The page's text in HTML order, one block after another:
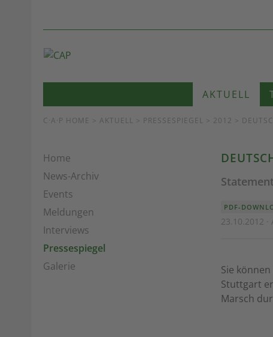
AKTUELL
C·A·P HOME > AKTUELL > PRESSESPIEGEL > 2012 >
Home
News-Archiv
Events
Meldungen
Interviews
Pressespiegel
Galerie
PDF-
23.10.2012
Sie
Stuttgart
Marsch